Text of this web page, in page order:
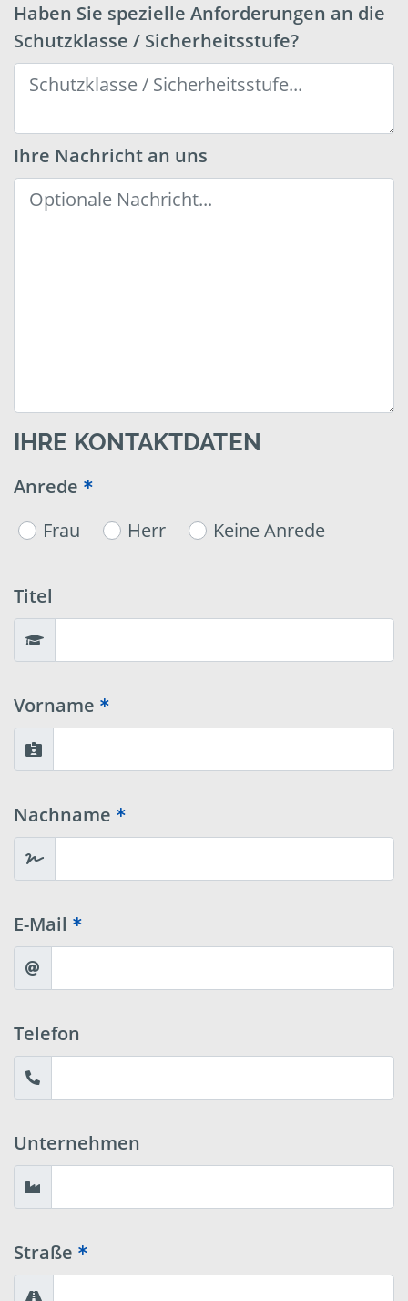
Haben Sie spezielle Anforderungen an die
Schutzklasse / Sicherheitsstufe?
Ihre Nachricht an uns
IHRE KONTAKTDATEN
Anrede
Frau
Herr Keine Anrede
Titel
Vorname
Nachname
E-Mail
Telefon
Unternehmen
Straße